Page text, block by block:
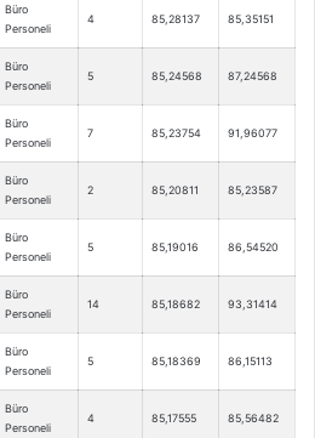
Büro
Personeli
4 85,28137 85,35151
Büro
Personeli
5 85,24568 87,24568
Büro
Personeli
7 85,23754 91,96077
Büro
Personeli
2 85,20811 85,23587
Büro
Personeli
5 85,19016 86,54520
Büro
Personeli
14 85,18682 93,31414
Büro
Personeli
5 85,18369 86,15113
Büro
Personeli
4 85,17555 85,56482